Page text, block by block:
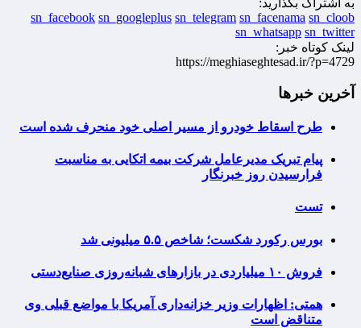
sn_facebook sn_googleplus sn_telegram sn_facenama sn_cloob
sn_whatsapp sn_twitter
لینک کوتاه خبر:
https://meghiaseghtesad.ir/?p=4729
آخرین خبرها
طرح اسقاط خودرو از مسیر اصلی خود منحرف شده است
پیام تبریک مدیرعامل شرکت بیمه اتکایی به مناسبت
فرارسیدن روز خبرنگار
تست
بورس رکورد شکست؛ شاخص ۵.۵ میلیونی شد
فروش ۱۰ میلیاردی در بازارهای شبانه‌روزی صنایع‌دستی
همتی: اظهارات وزیر خزانه‌داری آمریکا با مواضع قبلی وی
متناقض است